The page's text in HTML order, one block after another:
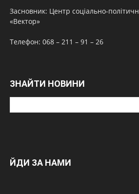
Засновник: Центр соціально-
«Вектор»
Телефон: 068 – 211 – 91 – 26
ЗНАЙТИ НОВИНИ
ЙДИ ЗА НАМИ